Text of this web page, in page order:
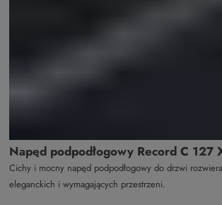
Napęd podpodłogowy Record C 127
Cichy i mocny napęd podpodłogowy do drzwi
eleganckich i wymagających przestrzeni.